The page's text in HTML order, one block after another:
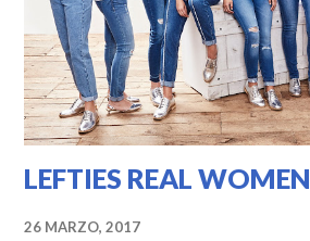
LEFTIES REAL WOMEN
26 MARZO, 2017